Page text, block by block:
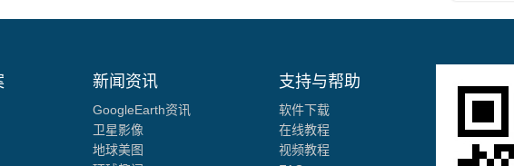
新闻资讯
GoogleEarth资讯
卫星影像
地球美图
支持与帮助
软件下载
在线教程
视频教程